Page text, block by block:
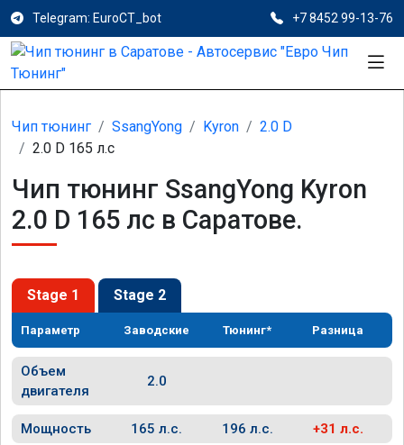
Telegram: EuroCT_bot +7 8452 99-13-76
Чип тюнинг SsangYong Kyron
2.0 D
2.0 D 165 л.с
Чип тюнинг SsangYong Kyron
2.0 D 165 лс в Саратове.
Stage 1 Stage 2
Параметр Заводские Тюнинг* Разница
Объем
двигателя
2.0
Мощность 165 л.с. 196 л.с. +31 л.с.